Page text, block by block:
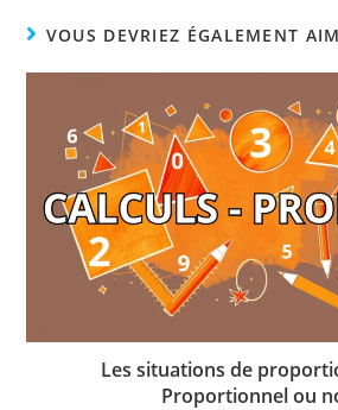
VOUS DEVRIEZ ÉGALEMENT
Les situations de
Proportionnel ou